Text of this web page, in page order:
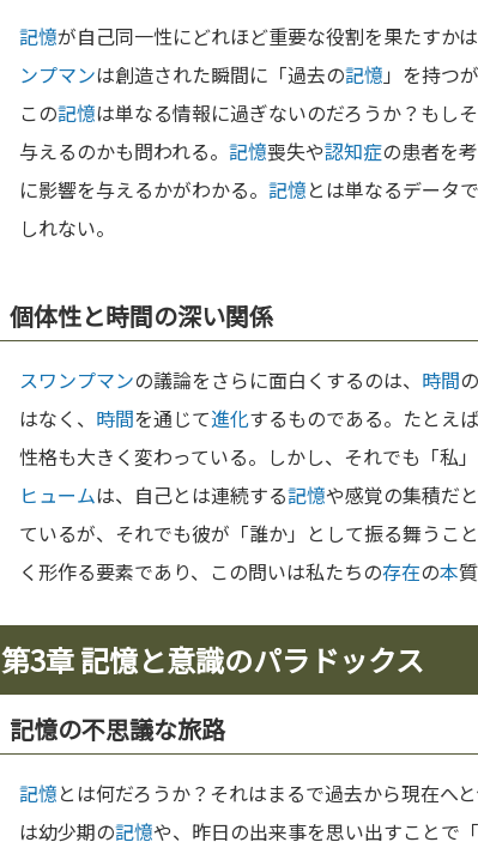
記憶が自己同一性にどれほど重要な役割を果たすか
ンプマンは創造された瞬間に「過去の記憶 」を持つ
この記憶は単なる情報に過ぎないのだろうか？もしそ
与えるのかも問われる。 記憶喪失や認知症の患者を考
に影響を与えるかがわかる。 記憶とは単なるデータ
しれない。
個体性と時間の深い関係
スワンプマンの議論をさらに面白くするのは、 時間
はなく、 時間を通じて進化するものである。たとえ
性格も大きく変わっている。しかし、それでも「私
ヒュームは、自己とは連続する記憶や感覚の集積だと
ているが、それでも彼が「誰か」として振る舞うこ
く形作る要素であり、この問いは私たちの存在の本
第3章 記憶と意識のパラドックス
記憶の不思議な旅路
記憶とは何だろうか？それはまるで過去から現在へ
は幼少期の記憶や、昨日の出来事を思い出すことで